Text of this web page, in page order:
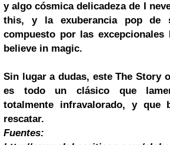
y algo cósmica delicadeza de I
this, y la exuberancia pop de
compuesto por las excepcionales
believe in magic.
Sin lugar a dudas, esteThe Story
es todo un clásico que
totalmente infravalorado, y que
rescatar.
Fuentes: